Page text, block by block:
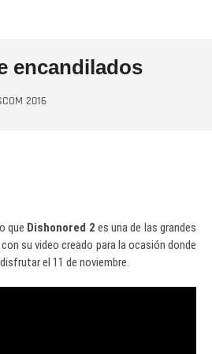
encandilados
2016
que Dishonored 2 es una de las grandes
su video creado para la ocasión donde
el 11 de noviembre.